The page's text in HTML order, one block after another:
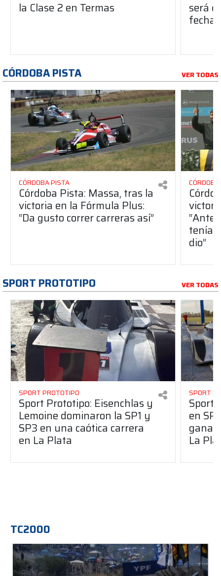
la Clase 2 en Termas será
fecha
CÓRDOBA PISTA VER TODAS
CÓRDOBA PISTA
Córdoba Pista: Massa, tras la
victoria en la Fórmula Plus:
“Da gusto correr carreras así”
dio”
SPORT PROTOTIPO VER TODAS
SPORT PROTOTIPO
Sport Prototipo: Eisenchlas y
Lemoine dominaron la SP1 y
SP3 en una caótica carrera
en La Plata
SPORT
Sport
en
La
TC2000